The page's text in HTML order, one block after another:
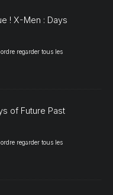
! X-Men : Days
regarder tous les
of Future Past
regarder tous les